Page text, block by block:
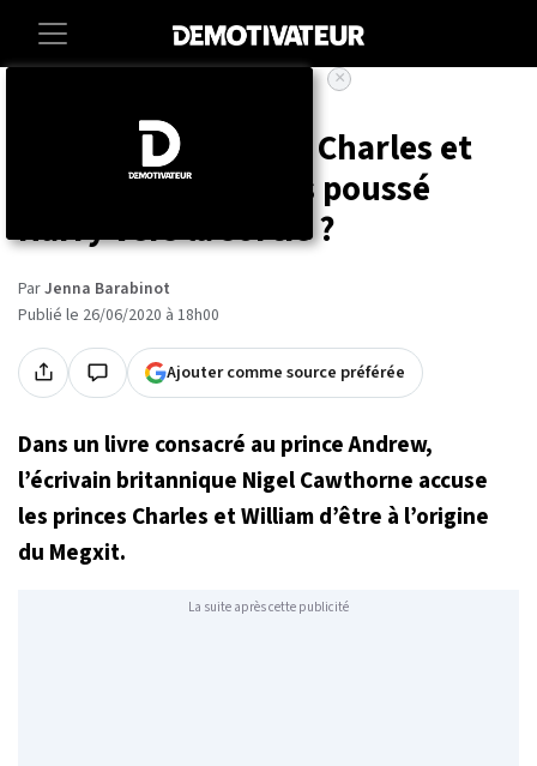
Megxit : les princes Charles et
William auraient-ils poussé
Harry vers la sortie ?
ParJenna Barabinot
Publié le 26/06/2020 à 18h00
Ajouter comme source préférée
Dans un livre consacré au prince Andrew,
l’écrivain britannique Nigel Cawthorne accuse
les princes Charles et William d’être à l’origine
du Megxit.
La suite après cette publicité
×